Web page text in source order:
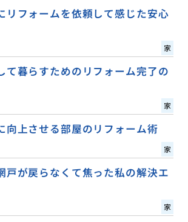
リフォームを依頼して感じた安心
家
て暮らすためのリフォーム完了の
家
向上させる部屋のリフォーム術
家
戸が戻らなくて焦った私の解決エ
家